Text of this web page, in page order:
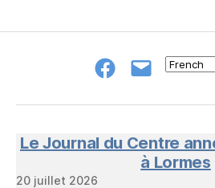
Groupe
NeL
E-
à
Livres
Le Journal du Centre
à Lormes
20 juillet 2026